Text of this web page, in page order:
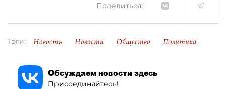
Поделиться:
Тэги: Новость Новости Общество Политика
Обсуждаем новости здесь
Присоединяйтесь!